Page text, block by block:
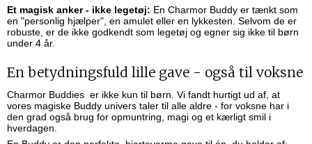
Et magisk anker - ikke legetøj: En Charmor Buddy er tænkt som
en "personlig hjælper", en amulet eller en lykkesten. Selvom de er
robuste, er de ikke godkendt som legetøj og egner sig ikke til børn
under 4 år.
En betydningsfuld lille gave - også til voksne
Charmor Buddies er ikke kun til børn. Vi fandt hurtigt ud af, at
vores magiske Buddy univers taler til alle aldre - for voksne har i
den grad også brug for opmuntring, magi og et kærligt smil i
hverdagen.